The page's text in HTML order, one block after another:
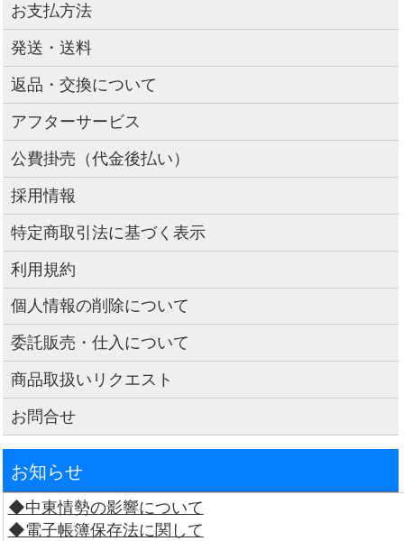
お支払方法
発送・送料
返品・交換について
アフターサービス
公費掛売（代金後払い）
採用情報
特定商取引法に基づく表示
利用規約
個人情報の削除について
委託販売・仕入について
商品取扱いリクエスト
お問合せ
お知らせ
◆中東情勢の影響について
◆電子帳簿保存法に関して